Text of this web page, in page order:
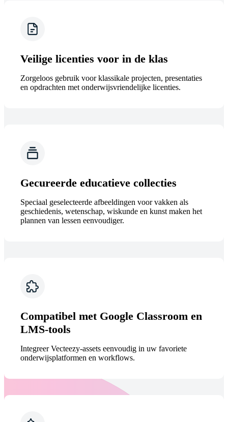
Veilige licenties voor in de klas
Zorgeloos gebruik voor klassikale projecten, presentaties
en opdrachten met onderwijsvriendelijke licenties.
Gecureerde educatieve collecties
Speciaal geselecteerde afbeeldingen voor vakken als
geschiedenis, wetenschap, wiskunde en kunst maken het
plannen van lessen eenvoudiger.
Compatibel met Google Classroom en
LMS-tools
Integreer Vecteezy-assets eenvoudig in uw favoriete
onderwijsplatformen en workflows.